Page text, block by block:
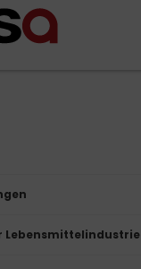
Lebensmittelindustrie